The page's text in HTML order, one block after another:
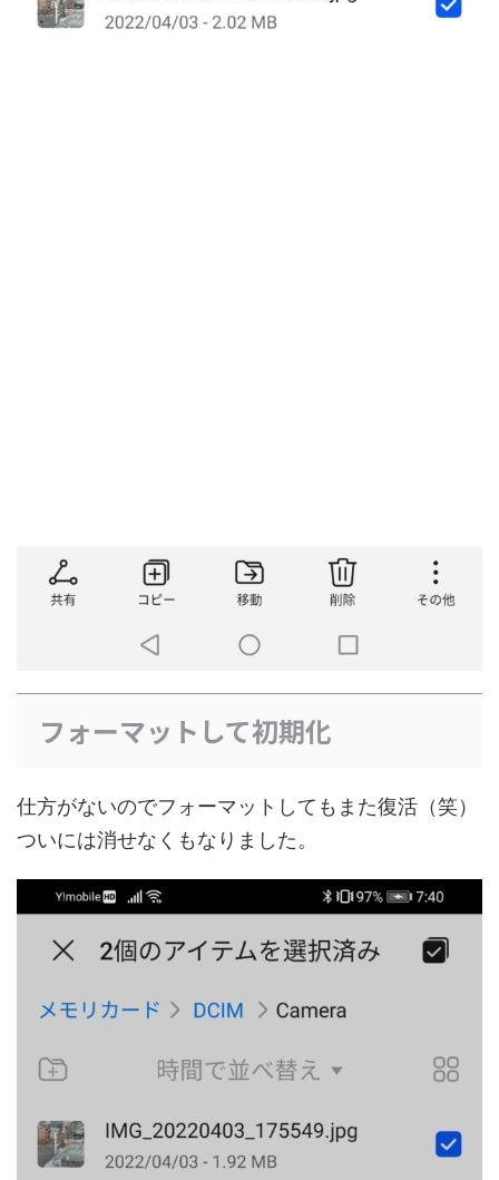
フォーマットして初期化
仕方がないのでフォーマットしてもまた復活（笑）
ついには消せなくもなりました。